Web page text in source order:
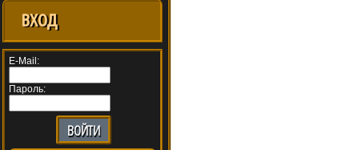
ВХОД
E-Mail:
Пароль: